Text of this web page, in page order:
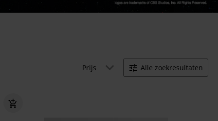
Prijs Alle zoekresultaten